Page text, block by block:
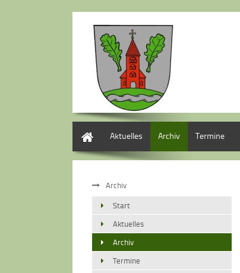
Aktuelles Archiv Termine
Archiv
Start
Aktuelles
Archiv
Termine